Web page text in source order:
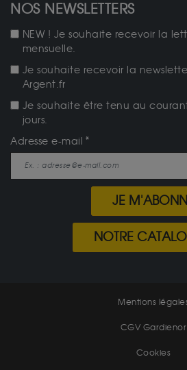
NOS NEWSLETTERS
NEW ! Je souhaite recevoir la
mensuelle.
Je souhaite recevoir la
Argent.fr
Je souhaite être tenu au
jours.
Adresse e-mail
JE
NOTRE
Mentions
CGV Gardienor
Cookies